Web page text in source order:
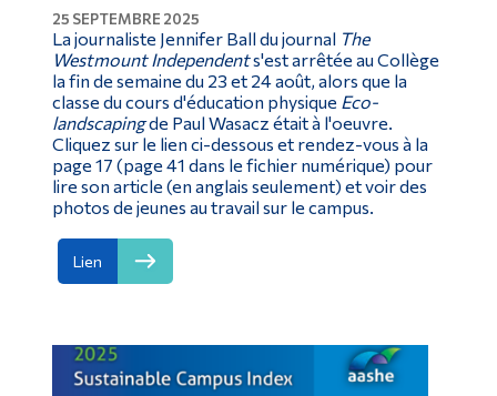
25 SEPTEMBRE 2025
La journaliste Jennifer Ball du journal The
Westmount Independents'est arrêtée au Collège
la fin de semaine du 23 et 24 août, alors que la
classe du cours d'éducation physique Eco-
landscapingde Paul Wasacz était à l'oeuvre.
Cliquez sur le lien ci-dessous et rendez-vous à la
page 17 (page 41 dans le fichier numérique) pour
lire son article (en anglais seulement) et voir des
photos de jeunes au travail sur le campus.
Lien
Diplômé·es et visiteur·euses